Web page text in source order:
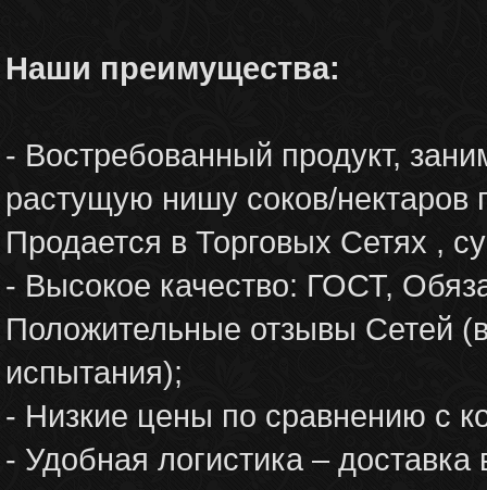
Наши преимущества:
- Востребованный продукт,
растущую нишу соков/нектаров
Продается в Торговых Сетях ,
- Высокое качество: ГОСТ,
Положительные отзывы Сетей
испытания);
- Низкие цены по сравнению с
- Удобная логистика –